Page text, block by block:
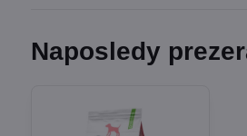
Naposledy